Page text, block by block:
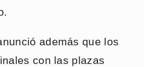
además que los
con las plazas